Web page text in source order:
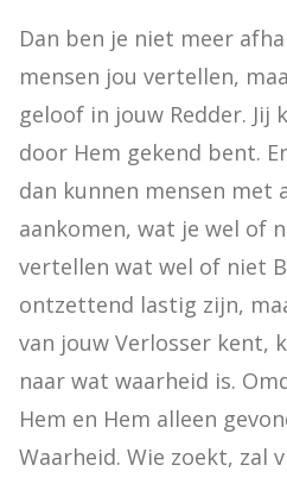
Dan ben je niet meer
mensen jou vertellen,
geloof in jouw Redder. Jij
door Hem gekend bent.
dan kunnen mensen met
aankomen, wat je wel of
vertellen wat wel of niet
ontzettend lastig zijn,
van jouw Verlosser kent,
naar wat waarheid is.
Hem en Hem alleen
Waarheid. Wie zoekt, zal